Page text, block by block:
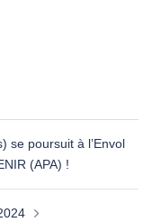
se poursuit à l’Envol
(APA) !